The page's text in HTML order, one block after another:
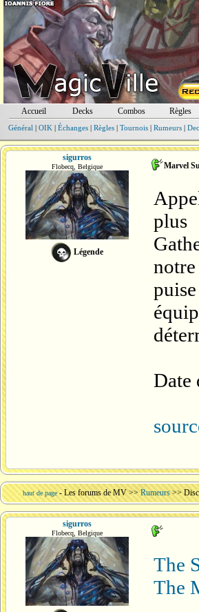
Accueil Decks Combos Règles
Général | OIK | Échanges| Règles| Tournois| Rumeurs|
sigurros
Flobecq, Belgique
Légende
Marvel
plus
Date
haut de page -Les forums de MV>>Rumeurs >>
sigurros
Flobecq, Belgique
The
The